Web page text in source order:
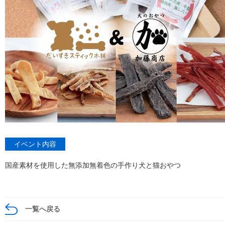
イベント内容
国産素材を使用した無添加無着色の手作り犬と猫おやつ
一覧へ戻る